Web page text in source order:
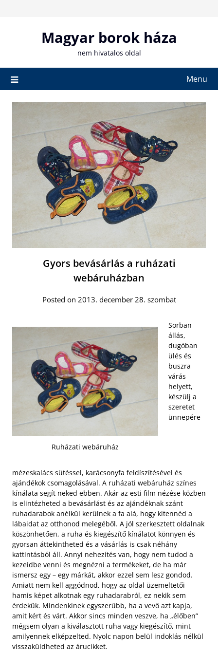
Magyar borok háza
nem hivatalos oldal
Menu
Gyors bevásárlás a ruházati
webáruházban
Posted on 2013. december 28. szombat
Ruházati webáruház
Sorban
állás,
dugóban
ülés és
buszra
várás
helyett,
készülj a
szeretet
ünnepére
mézeskalács sütéssel, karácsonyfa feldíszítésével és
ajándékok csomagolásával. A ruházati webáruház színes
kínálata segít neked ebben. Akár az esti film nézése közben
is elintézheted a bevásárlást és az ajándéknak szánt
ruhadarabok anélkül kerülnek a fa alá, hogy kitennéd a
lábaidat az otthonod melegéből. A jól szerkesztett oldalnak
köszönhetően, a ruha és kiegészítő kínálatot könnyen és
gyorsan áttekintheted és a vásárlás is csak néhány
kattintásból áll. Annyi nehezítés van, hogy nem tudod a
kezeidbe venni és megnézni a termékeket, de ha már
ismersz egy – egy márkát, akkor ezzel sem lesz gondod.
Amiatt nem kell aggódnod, hogy az oldal üzemeltetői
hamis képet alkotnak egy ruhadarabról, ez nekik sem
érdekük. Mindenkinek egyszerűbb, ha a vevő azt kapja,
amit kért és várt. Akkor sincs minden veszve, ha „élőben”
mégsem olyan a kiválasztott ruha vagy kiegészítő, mint
amilyennek elképzelted. Nyolc napon belül indoklás nélkül
visszaküldheted az árucikket.